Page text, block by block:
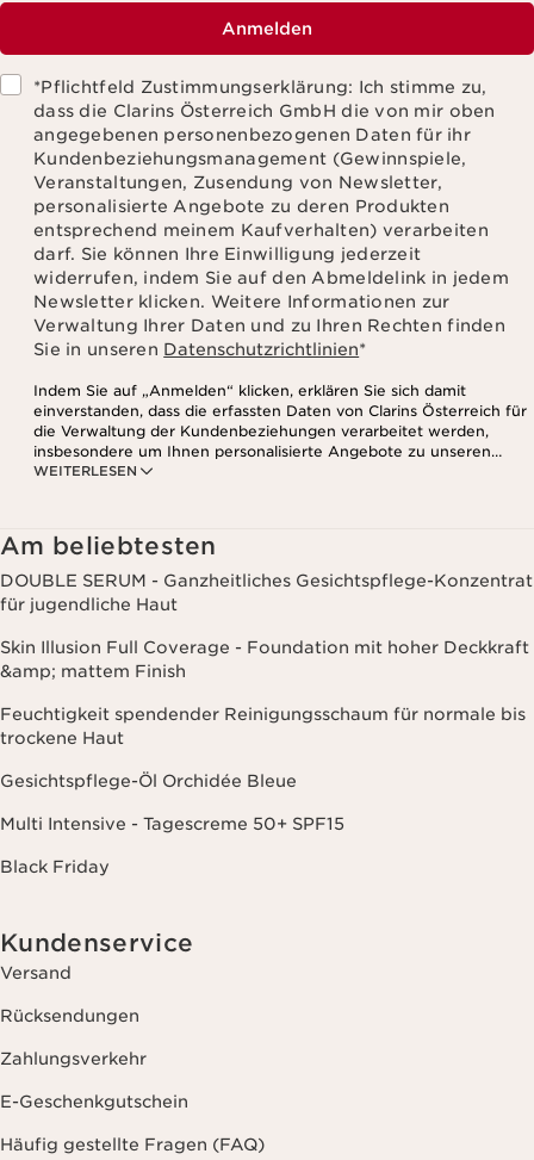
Anmelden
*Pflichtfeld Zustimmungserklärung: Ich stimme zu,
dass die Clarins Österreich GmbH die von mir oben
angegebenen personenbezogenen Daten für ihr
Kundenbeziehungsmanagement (Gewinnspiele,
Veranstaltungen, Zusendung von Newsletter,
personalisierte Angebote zu deren Produkten
entsprechend meinem Kaufverhalten) verarbeiten
darf. Sie können Ihre Einwilligung jederzeit
widerrufen, indem Sie auf den Abmeldelink in jedem
Newsletter klicken. Weitere Informationen zur
Verwaltung Ihrer Daten und zu Ihren Rechten finden
Sie in unseren Datenschutzrichtlinien*
WEITERLESEN
Indem Sie auf „Anmelden“ klicken, erklären Sie sich damit
einverstanden, dass die erfassten Daten von Clarins Österreich für
die Verwaltung der Kundenbeziehungen verarbeitet werden,
insbesondere um Ihnen personalisierte Angebote zu unseren
Produkten und Dienstleistungen entsprechend Ihrem
Websites Dritter, sowie für analytische Zwecke.
Am beliebtesten
DOUBLE SERUM - Ganzheitliches Gesichtspflege-Konzentrat
für jugendliche Haut
Skin Illusion Full Coverage - Foundation mit hoher Deckkraft
&amp; mattem Finish
Feuchtigkeit spendender Reinigungsschaum für normale bis
trockene Haut
Gesichtspflege-Öl Orchidée Bleue
Multi Intensive - Tagescreme 50+ SPF15
Black Friday
Kundenservice
Versand
Rücksendungen
Zahlungsverkehr
E-Geschenkgutschein
Häufig gestellte Fragen (FAQ)